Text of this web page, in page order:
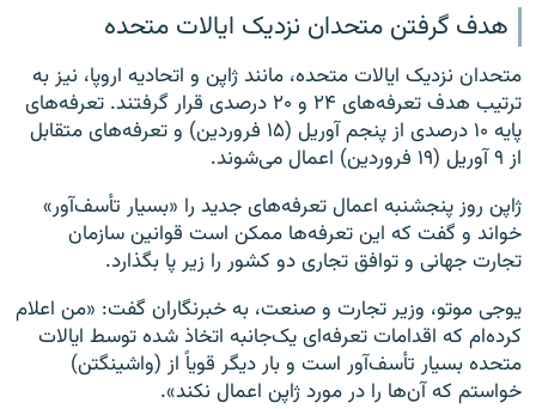
هدف گرفتن متحدان نزدیک ایالات متحده
متحدان نزدیک ایالات متحده، مانند ژاپن و اتحادیه اروپا، نیز به
ترتیب هدف تعرفه‌های ۲۴ و ۲۰ درصدی قرار گرفتند. تعرفه‌های
پایه ۱۰ درصدی از پنجم آوریل (۱۵ فروردین) و تعرفه‌های متقابل
از ۹ آوریل (۱۹ فروردین) اعمال می‌شوند.
ژاپن روز پنجشنبه اعمال تعرفه‌های جدید را «بسیار تأسف‌آور»
خواند و گفت که این تعرفه‌ها ممکن است قوانین سازمان
تجارت جهانی و توافق تجاری دو کشور را زیر پا بگذارد.
یوجی موتو، وزیر تجارت و صنعت، به خبرنگاران گفت: «من اعلام
کرده‌ام که اقدامات تعرفه‌ای یک‌جانبه اتخاذ شده توسط ایالات
متحده بسیار تأسف‌آور است و بار دیگر قویاً از (واشینگتن)
خواستم که آن‌ها را در مورد ژاپن اعمال نکند».